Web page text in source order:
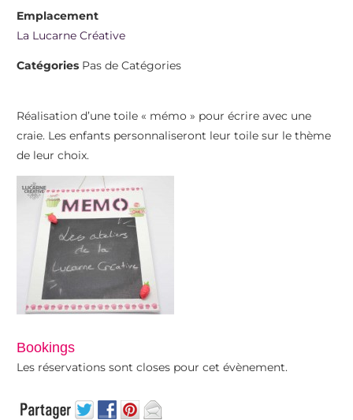
Emplacement
La Lucarne Créative
Catégories Pas de Catégories
Réalisation d’une toile « mémo » pour écrire avec une
craie. Les enfants personnaliseront leur toile sur le thème
de leur choix.
Bookings
Les réservations sont closes pour cet évènement.